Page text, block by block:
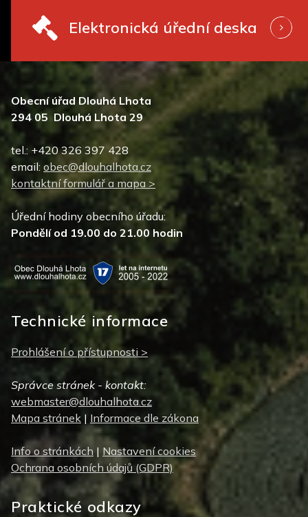
Elektronická úřední deska
Obecní úřad Dlouhá Lhota
294 05 Dlouhá Lhota 29
tel.: +420 326 397 428
email: obec@dlouhalhota.cz
kontaktní formulář a mapa >
Úřední hodiny obecního úřadu:
Pondělí od 19.00 do 21.00 hodin
Technické informace
Prohlášení o přístupnosti >
Správce stránek - kontakt:
webmaster@dlouhalhota.cz
Mapa stránek | Informace dle zákona
Info o stránkách | Nastavení cookies
Ochrana osobních údajů (GDPR)
Praktické odkazy